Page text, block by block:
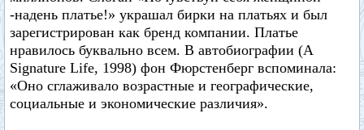
-надень платье!» украшал бирки на платьях и был
зарегистрирован как бренд компании. Платье
нравилось буквально всем. В автобиографии (A
Signature Life, 1998) фон Фюрстенберг вспоминала:
«Оно сглаживало возрастные и географические,
социальные и экономические различия».